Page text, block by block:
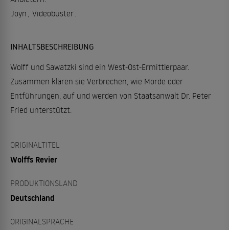
Joyn , Videobuster.
INHALTSBESCHREIBUNG
Wolff und Sawatzki sind ein West-Ost-Ermittlerpaar.
Zusammen klären sie Verbrechen, wie Morde oder
Entführungen, auf und werden von Staatsanwalt Dr. Peter
Fried unterstützt.
ORIGINALTITEL
Wolffs Revier
PRODUKTIONSLAND
Deutschland
ORIGINALSPRACHE